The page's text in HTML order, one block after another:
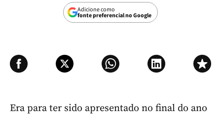
Adicione como
fonte preferencial no Google
Era para ter sido apresentado no final do ano